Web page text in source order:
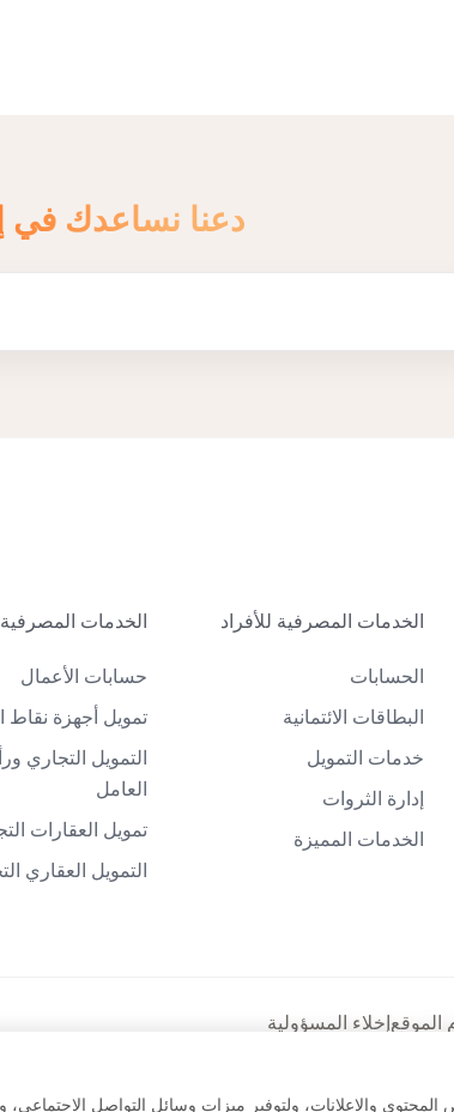
دعنا نساعدك في
الخدمات المصرفية للأفراد
الحسابات
البطاقات الائتمانية
خدمات التمويل
إدارة الثروات
الخدمات المميزة
الخدمات
حسابات الأعمال
تمويل أجهزة نقاط
التمويل التجاري
العامل
تمويل العقارات
التمويل العقاري
إخلاء المسؤولية
والإعلانات، ولتوفير ميزات وسائل التواصل الاجتماعي،